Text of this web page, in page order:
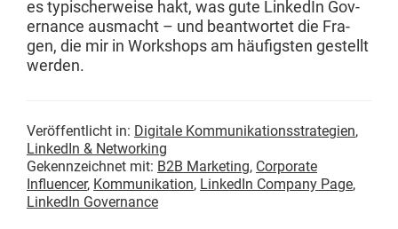
es typ­is­cher­weise hakt, was gute LinkedIn Gov­
er­nance aus­macht – und beant­wortet die Fra­
gen, die mir in Work­shops am häu­fig­sten gestellt
werden.
Veröffentlicht in: Digitale Kommunikationsstrategien,
LinkedIn & Networking
Gekennzeichnet mit: B2B Marketing, Corporate
Influencer, Kommunikation, LinkedIn Company Page,
LinkedIn Governance